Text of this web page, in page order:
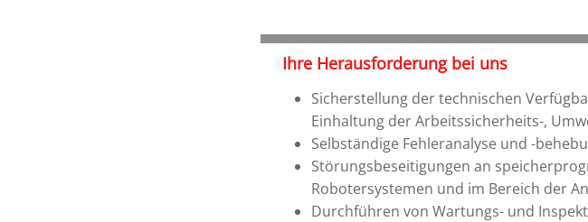
Ihre Herausforderung bei uns
Sicherstellung der technischen
Einhaltung der Arbeitssicherheits-,
Selbständige Fehleranalyse und -
Störungsbeseitigungen an
Robotersystemen und im Bereich der
Durchführen von Wartungs- und